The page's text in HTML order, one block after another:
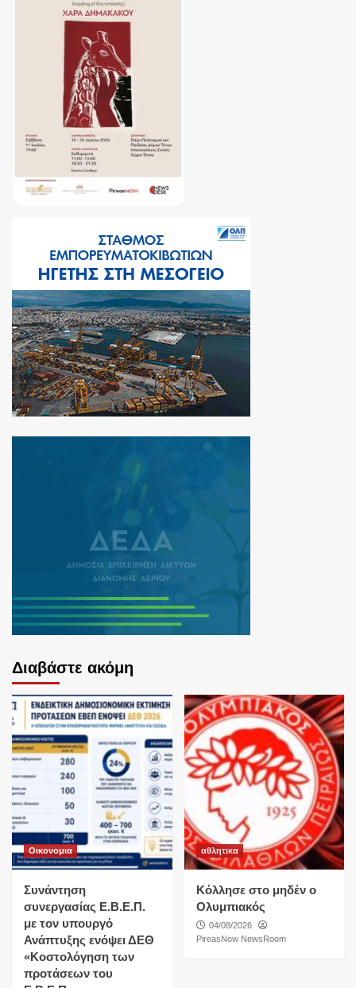
Διαβάστε ακόμη
Οικονομια
Συνάντηση
συνεργασίας Ε.Β.Ε.Π.
με τον υπουργό
Ανάπτυξης ενόψει ΔΕΘ
«Κοστολόγηση των
προτάσεων του
αθλητικα
Κόλλησε στο μηδέν ο
Ολυμπιακός
04/08/2026
PireasNow NewsRoom